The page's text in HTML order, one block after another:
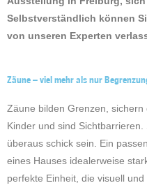
Selbstverständlich können
von unseren Experten
Zäune – viel mehr als nur
Zäune bilden Grenzen,
Kinder und sind
überaus schick sein. Ein
eines Hauses idealerweise
perfekte Einheit, die visuell